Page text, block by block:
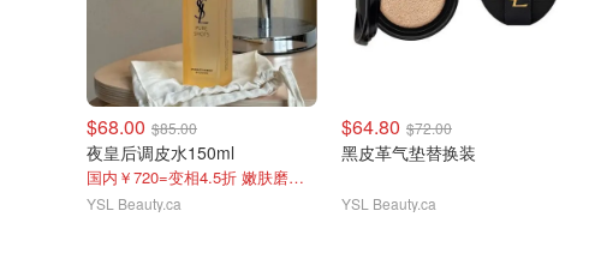
$68.00 $85.00
夜皇后调皮水150ml
国内￥720=变相4.5折 嫩肤磨皮没对手!
YSL Beauty.ca
$64.80 $72.00
黑皮革气垫替换装
YSL Beauty.ca